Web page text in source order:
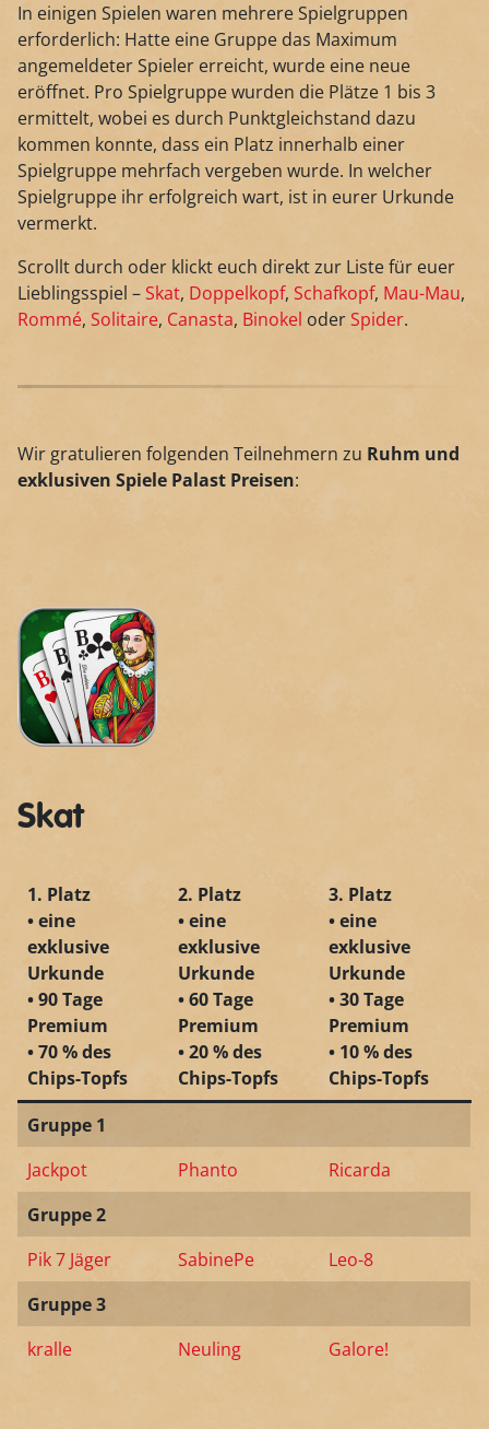
In einigen Spielen waren mehrere Spielgruppen
erforderlich: Hatte eine Gruppe das Maximum
angemeldeter Spieler erreicht, wurde eine neue
eröffnet. Pro Spielgruppe wurden die Plätze 1 bis 3
ermittelt, wobei es durch Punktgleichstand dazu
kommen konnte, dass ein Platz innerhalb einer
Spielgruppe mehrfach vergeben wurde. In welcher
Spielgruppe ihr erfolgreich wart, ist in eurer Urkunde
vermerkt.
Scrollt durch oder klickt euch direkt zur Liste für euer
Lieblingsspiel –Skat, Doppelkopf, Schafkopf, Mau-Mau,
Rommé, Solitaire, Canasta, Binokel oderSpider.
Wir gratulieren folgenden Teilnehmern zu Ruhm und
exklusiven Spiele Palast Preisen:
Skat
1. Platz
• eine
exklusive
Urkunde
• 90 Tage
Premium
• 70 % des
Chips-Topfs
2. Platz
• eine
exklusive
Urkunde
• 60 Tage
Premium
• 20 % des
Chips-Topfs
3. Platz
• eine
exklusive
Urkunde
• 30 Tage
Premium
• 10 % des
Chips-Topfs
Gruppe 1
Jackpot
Phanto
Ricarda
Gruppe 2
Pik 7 Jäger
SabinePe
Leo-8
Gruppe 3
kralle
Neuling Galore!